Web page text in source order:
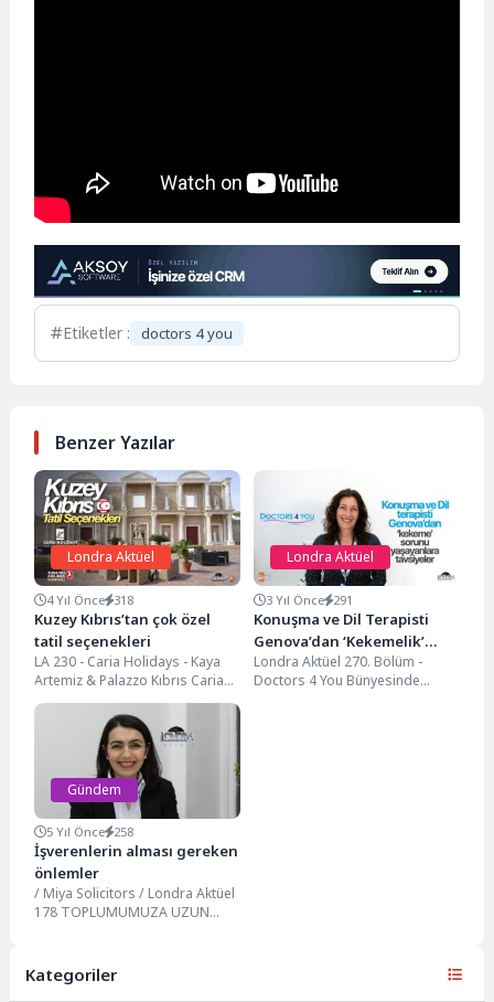
Etiketler : doctors 4 you
Benzer Yazılar
Londra Aktüel
4 Yıl Önce 318
Kuzey Kıbrıs’tan çok özel
tatil seçenekleri
LA 230 - Caria Holidays - Kaya
Artemiz & Palazzo Kıbrıs Caria
Holidays işbirliği ile...
Londra Aktüel
3 Yıl Önce 291
Konuşma ve Dil Terapisti
Genova’dan ‘Kekemelik’
sorunu yaşayanlara
tavsiyeler…
Londra Aktüel 270. Bölüm -
Doctors 4 You Bünyesinde
Gündem
5 Yıl Önce 258
İşverenlerin alması gereken
önlemler
/ Miya Solicitors / Londra Aktüel
178 TOPLUMUMUZA UZUN
Kategoriler